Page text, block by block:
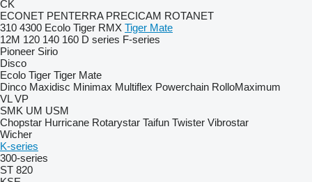
CK
ECONET PENTERRA PRECICAM ROTANET
310 4300 Ecolo Tiger RMX Tiger Mate
12M 120 140 160 D series F-series
Pioneer Sirio
Disco
Ecolo Tiger Tiger Mate
Dinco Maxidisc Minimax Multiflex Powerchain RolloMaximum
VL VP
SMK UM USM
Chopstar Hurricane Rotarystar Taifun Twister Vibrostar
Wicher
K-series
300-series
ST 820